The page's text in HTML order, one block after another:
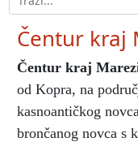
Čentur kraj
Čentur kraj
od Kopra, na
kasnoantičkog
brončanog novca s